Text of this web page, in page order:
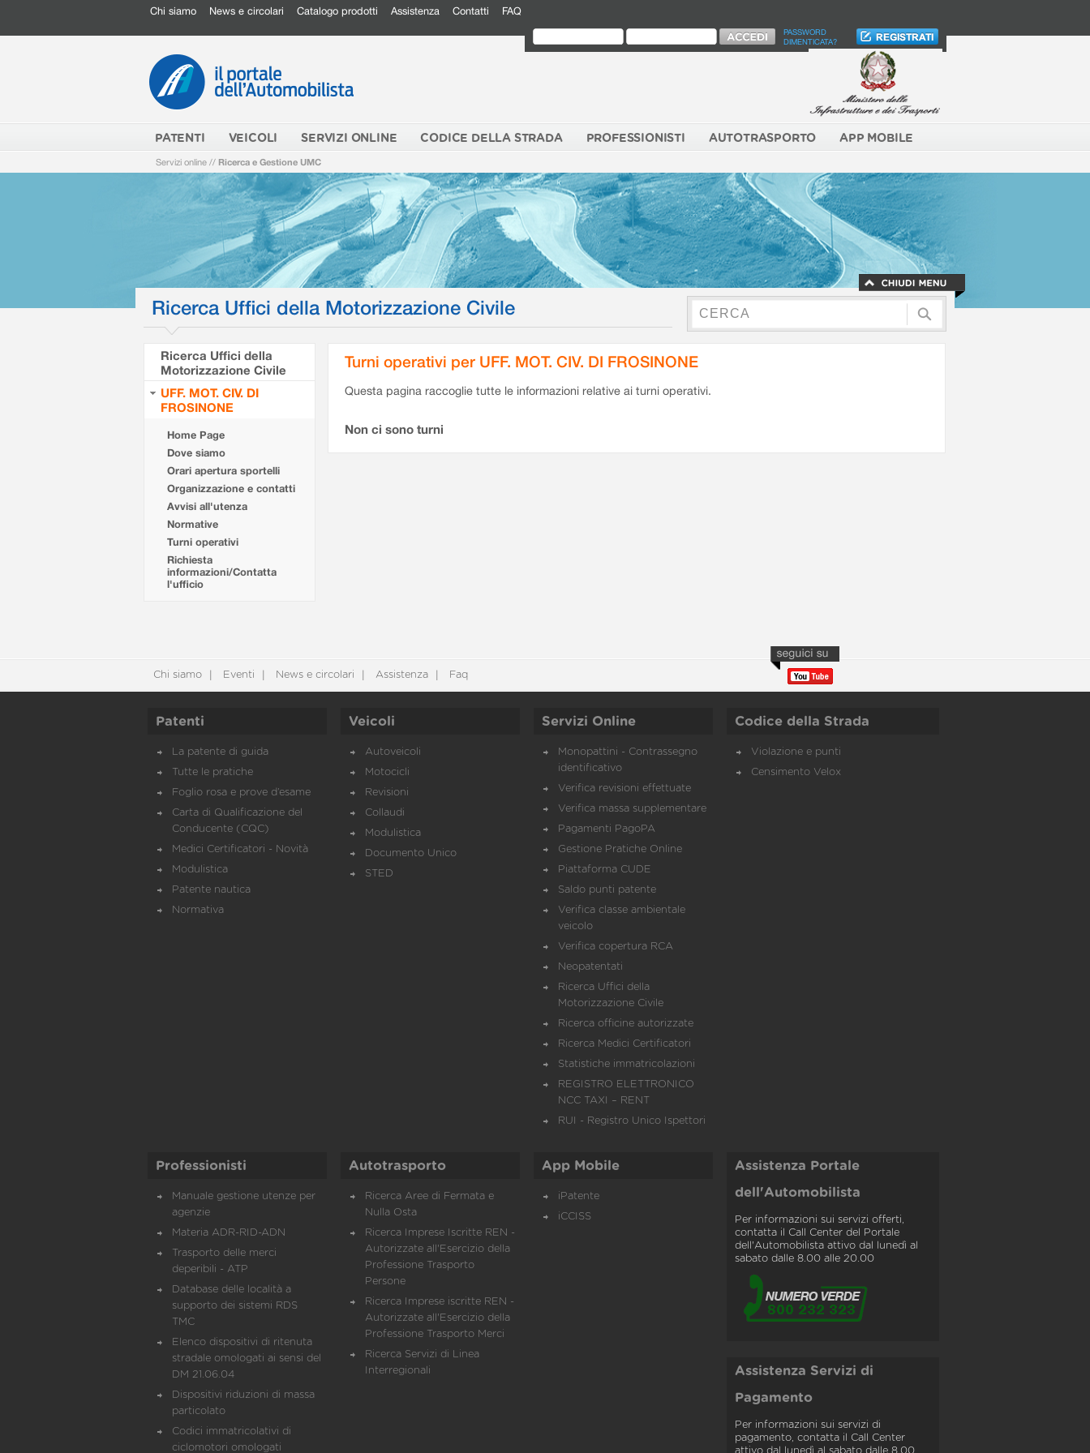
Chi siamo News e circolari Catalogo prodotti Assistenza Contatti FAQ
PASSWORD
DIMENTICATA?
PATENTI VEICOLI SERVIZI ONLINE CODICE DELLA STRADA PROFESSIONISTI AUTOTRASPORTO APP MOBILE
Servizi online // Ricerca e Gestione UMC
Ricerca Uffici della Motorizzazione Civile
Ricerca Uffici della
Motorizzazione Civile
UFF. MOT. CIV. DI
FROSINONE
Home Page
Dove siamo
Orari apertura sportelli
Organizzazione e contatti
Avvisi all'utenza
Normative
Turni operativi
Richiesta
informazioni/Contatta
l'ufficio
Turni operativi per UFF. MOT. CIV. DI FROSINONE
Questa pagina raccoglie tutte le informazioni relative ai turni operativi.
Non ci sono turni
Chi siamo Eventi News e circolari Assistenza Faq
Patenti
La patente di guida
Tutte le pratiche
Foglio rosa e prove d’esame
Carta di Qualificazione del
Conducente (CQC)
Medici Certificatori - Novità
Modulistica
Patente nautica
Normativa
Veicoli
Autoveicoli
Motocicli
Revisioni
Collaudi
Modulistica
Documento Unico
STED
Servizi Online
Monopattini - Contrassegno
identificativo
Verifica revisioni effettuate
Verifica massa supplementare
Pagamenti PagoPA
Gestione Pratiche Online
Piattaforma CUDE
Saldo punti patente
Verifica classe ambientale
veicolo
Verifica copertura RCA
Neopatentati
Ricerca Uffici della
Motorizzazione Civile
Ricerca officine autorizzate
Ricerca Medici Certificatori
Statistiche immatricolazioni
REGISTRO ELETTRONICO
NCC TAXI – RENT
RUI - Registro Unico Ispettori
Codice della Strada
Violazione e punti
Censimento Velox
Professionisti
Manuale gestione utenze per
agenzie
Materia ADR-RID-ADN
Trasporto delle merci
deperibili - ATP
Database delle località a
supporto dei sistemi RDS
TMC
Elenco dispositivi di ritenuta
stradale omologati ai sensi del
DM 21.06.04
Dispositivi riduzioni di massa
particolato
Codici immatricolativi di
ciclomotori omologati
Autotrasporto
Ricerca Aree di Fermata e
Nulla Osta
Ricerca Imprese Iscritte REN -
Autorizzate all'Esercizio della
Professione Trasporto
Persone
Ricerca Imprese iscritte REN -
Autorizzate all'Esercizio della
Professione Trasporto Merci
Ricerca Servizi di Linea
Interregionali
App Mobile
iPatente
iCCISS
Assistenza Portale
dell'Automobilista
Per informazioni sui servizi offerti,
contatta il Call Center del Portale
dell'Automobilista attivo dal lunedì al
sabato dalle 8.00 alle 20.00
Assistenza Servizi di
Pagamento
Per informazioni sui servizi di
pagamento, contatta il Call Center